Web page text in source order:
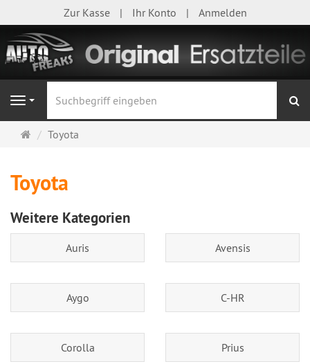
Zur Kasse Ihr Konto Anmelden
Navigation
Startseite
Toyota
Toyota
Weitere Kategorien
Auris Avensis
Aygo C-HR
Corolla Prius